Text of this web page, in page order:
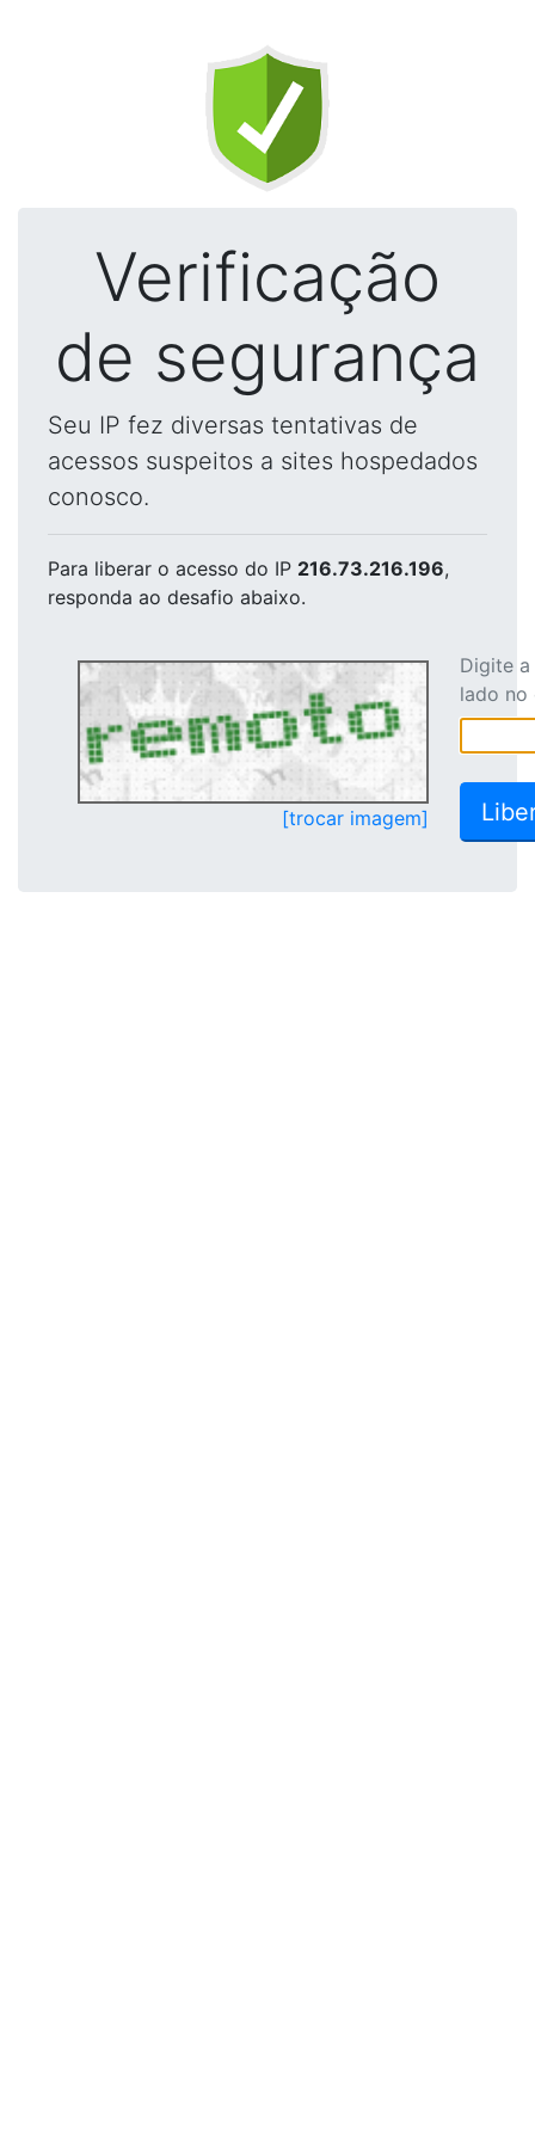
Verificação
de segurança
Seu IP fez diversas tentativas de
acessos suspeitos a sites hospedados
conosco.
Para liberar o acesso do IP 216.73.216.196,
responda ao desafio abaixo.
[trocar imagem]
Digite
lado no